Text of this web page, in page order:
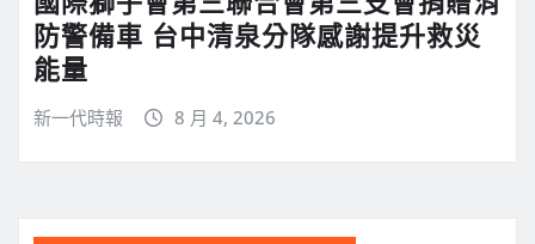
防警備車 台中清泉分隊感謝提升救災
能量
新一代時報 8 月 4, 2026